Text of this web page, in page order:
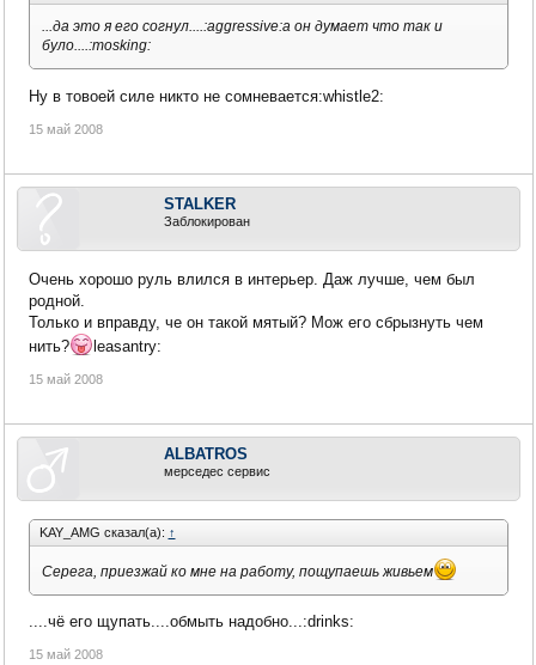
...да это я его согнул....:aggressive:а он думает что так и
було....:mosking:
Ну в товоей силе никто не сомневается:whistle2:
15 май 2008
STALKER
Заблокирован
Очень хорошо руль влился в интерьер. Даж лучше, чем был
родной.
Только и вправду, че он такой мятый? Мож его сбрызнуть чем
нить?
leasantry:
15 май 2008
ALBATROS
мерседес сервис
KAY_AMG сказал(а): ↑
Серега, приезжай ко мне на работу, пощупаешь живьем
....чё его щупать....обмыть надобно...:drinks:
15 май 2008